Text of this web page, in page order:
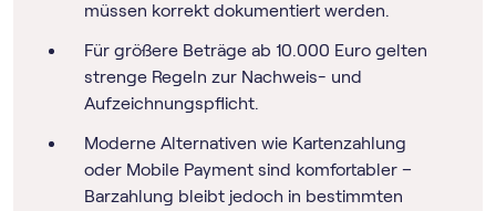
müssen korrekt dokumentiert werden.
Für größere Beträge ab 10.000 Euro gelten
strenge Regeln zur Nachweis- und
Aufzeichnungspflicht.
Moderne Alternativen wie Kartenzahlung
oder Mobile Payment sind komfortabler –
Barzahlung bleibt jedoch in bestimmten